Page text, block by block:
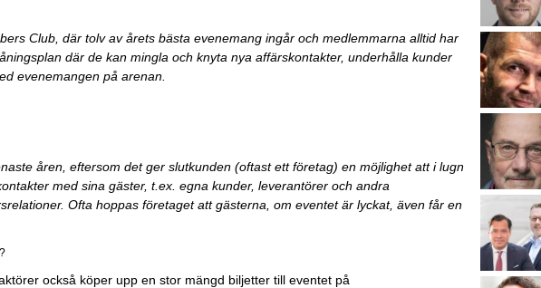
Club, där tolv av årets bästa evenemang ingår och medlemmarna alltid har
där de kan mingla och knyta nya affärskontakter, underhålla kunder
evenemangen på arenan.
åren, eftersom det ger slutkunden (oftast ett företag) en möjlighet att i lugn
med sina gäster, t.ex. egna kunder, leverantörer och andra
Ofta hoppas företaget att gästerna, om eventet är lyckat, även får en
också köper upp en stor mängd biljetter till eventet på